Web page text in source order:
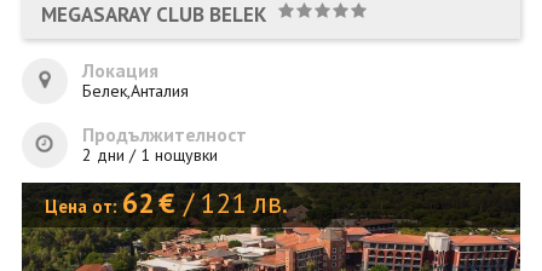
НОВА ГОДИНА
ПОЧИВКИ
КРУИЗИ
ЕКСКУРЗИИ
MEGASARAY CLUB BELEK
Локация
Белек,Анталия
Продължителност
2 дни / 1 нощувки
Цена от:62€ / 121лв.